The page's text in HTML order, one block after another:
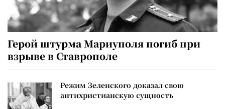
Герой штурма Мариуполя погиб при
взрыве в Ставрополе
Режим Зеленского доказал свою
антихристианскую сущность